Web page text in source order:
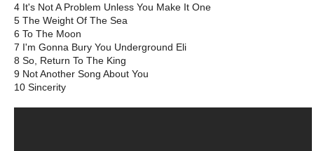
4 It's Not A Problem Unless You Make It One
5 The Weight Of The Sea
6 To The Moon
7 I'm Gonna Bury You Underground Eli
8 So, Return To The King
9 Not Another Song About You
10 Sincerity